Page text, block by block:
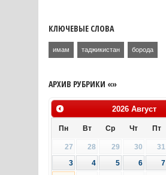
КЛЮЧЕВЫЕ СЛОВА
имам таджикистан борода
АРХИВ РУБРИКИ «»
2026 Август
Пн Вт Ср Чт Пт
27 28 29 30 31
3
4 5 6 7